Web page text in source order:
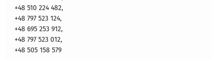
+48 510 224 482,
+48 797 523 124,
+48 695 253 912,
+48 797 523 012,
+48 505 158 579